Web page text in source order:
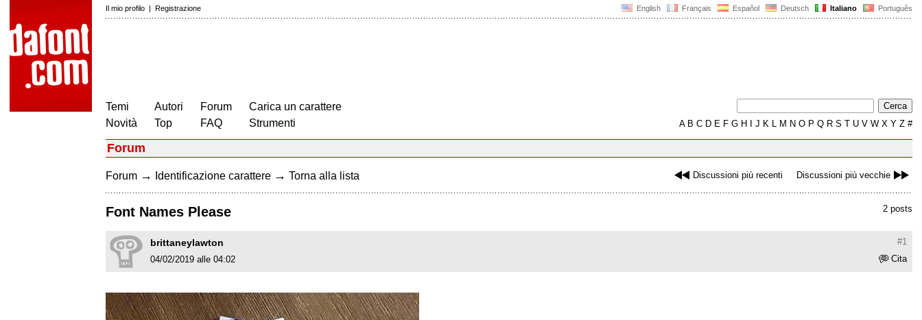
English Français Español Deutsch Italiano Português
Il mio profilo | Registrazione
Temi
Novità
Autori
Top
Forum
FAQ
Carica un carattere
Strumenti
AB C D E F G H J K L M N O P Q R S T U V W X Y Z #
Forum
Discussioni più recenti Discussioni più vecchie
Forum → Identificazione carattere → Torna alla lista
2 posts
Font Names Please
#1
brittaneylawton
Cita
04/02/2019 alle 04:02